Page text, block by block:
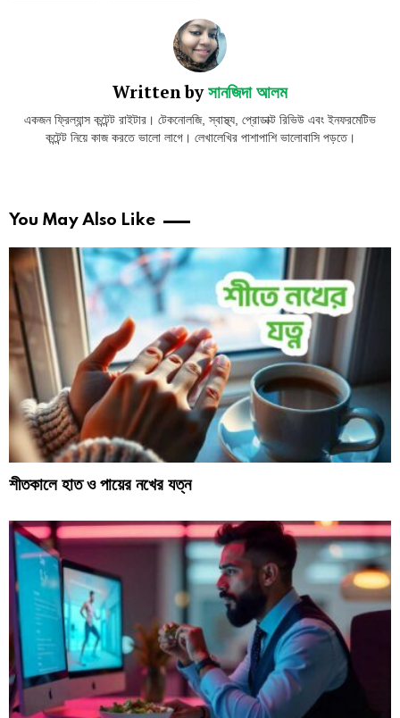
Written byসানজিদা আলম
একজন ফ্রিল্যান্স কন্টেন্ট রাইটার। টেকনোলজি, স্বাস্থ্য, প্রোডাক্ট রিভিউ এবং ইনফরমেটিভ
কন্টেন্ট নিয়ে কাজ করতে ভালো লাগে। লেখালেখির পাশাপাশি ভালোবাসি পড়তে।
You May Also Like
শীতকালে হাত ও পায়ের নখের যত্ন